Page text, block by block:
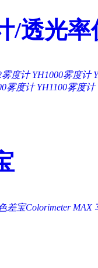
/透光率
雾度计 YH1000雾度计
雾度计 YH1100雾度计
差宝Colorimeter MAX